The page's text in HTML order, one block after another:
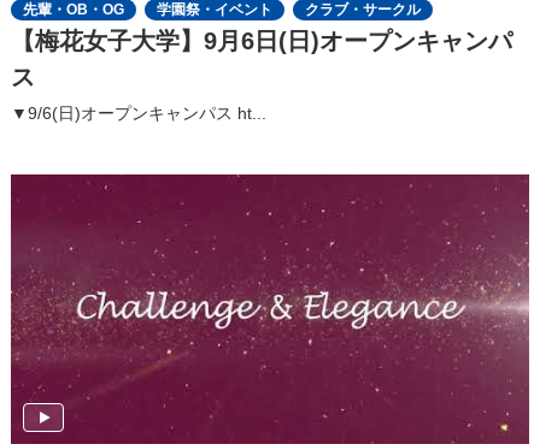
先輩・OB・OG
学園祭・イベント クラブ・サークル
【梅花女子大学】9月6日(日)オープンキャンパ
ス
▼9/6(日)オープンキャンパス ht...